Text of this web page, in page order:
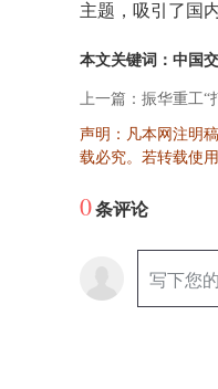
主题，吸引了国
本文关键词：中国
上一篇：振华重工“
声明：凡本网注明
载必究。若转载使
0条评论